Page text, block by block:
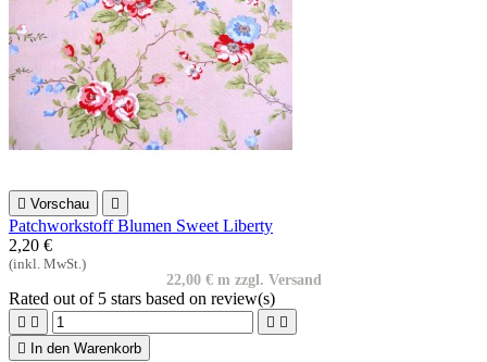
 Vorschau 
Patchworkstoff Blumen Sweet Liberty
2,20 €
(inkl. MwSt.)
22,00 € m zzgl. Versand
Rated out of 5 stars based on review(s)
   

In den Warenkorb